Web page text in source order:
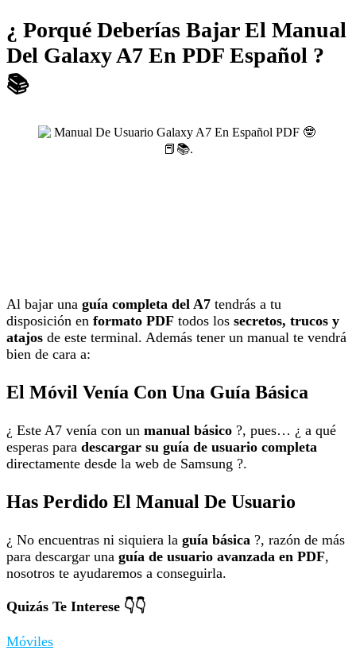
¿ Porqué Deberías Bajar El Manual
Del Galaxy A7 En PDF Español ?
📚
Al bajar una guía completa del A7 tendrás a tu
disposición en formato PDF todos los secretos, trucos y
atajos de este terminal. Además tener un manual te vendrá
bien de cara a:
El Móvil Venía Con Una Guía Básica
¿ Este A7 venía con un manual básico ?, pues… ¿ a qué
esperas para descargar su guía de usuario completa
directamente desde la web de Samsung ?.
Has Perdido El Manual De Usuario
¿ No encuentras ni siquiera la guía básica ?, razón de más
para descargar una guía de usuario avanzada en PDF,
nosotros te ayudaremos a conseguirla.
Quizás Te Interese 👇👇
Móviles